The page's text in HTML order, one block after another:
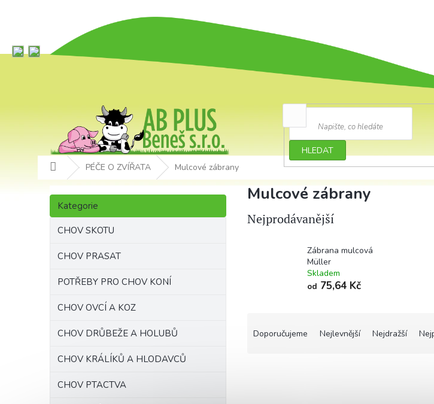
HLEDAT
Domů PÉČE O ZVÍŘATA Mulcové zábrany
P
s
Přeskočit
kategorie
Kategorie
CHOV SKOTU
CHOV PRASAT
POTŘEBY PRO CHOV KONÍ
CHOV OVCÍ A KOZ
CHOV DRŮBEŽE A HOLUBŮ
CHOV KRÁLÍKŮ A HLODAVCŮ
CHOV PTACTVA
Mulcové zábrany
Nejprodávanější
Zábrana mulcová
Müller
Skladem
od 75,64 Kč
Doporučujeme Nejlevnější Nejdražší